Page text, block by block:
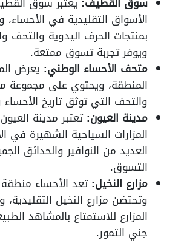
الأسواق التقليدية في الأحساء،
بمنتجات الحرف اليدوية والتحف
ويوفر تجربة تسوق ممتعة.
متحف الأحساء الوطني: يعرض
المنطقة، ويحتوي على مجموعة
والتحف التي توثق تاريخ الأحساء
مدينة العيون: تعتبر مدينة
المزارات السياحية الشهيرة في
العديد من النوافير والحدائق
التسوق.
مزارع النخيل: تعد الأحساء
وتحتضن مزارع النخيل
المزارع للاستمتاع بالمشاهد
جني التمور.